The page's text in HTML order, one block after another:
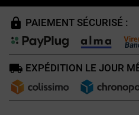
PAIEMENT SÉCURISÉ :
EXPÉDITION LE JOUR